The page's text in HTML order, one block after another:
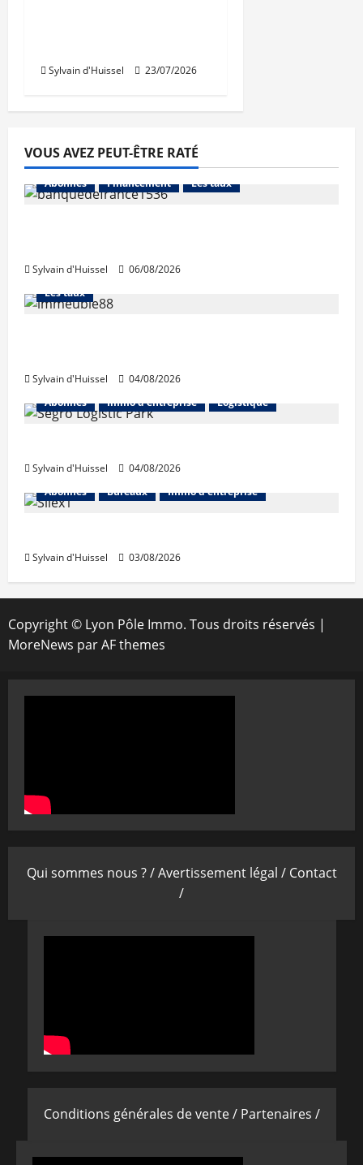
Sylvain d'Huissel 23/07/2026
VOUS AVEZ PEUT-ÊTRE RATÉ
Abonnés Financement Les taux
Sylvain d'Huissel 06/08/2026
Abonnés Financement
Les taux
Sylvain d'Huissel
04/08/2026
Abonnés
Immo d'entreprise Logistique
Sylvain d'Huissel
04/08/2026
Abonnés
Bureaux Immo d'entreprise
Sylvain d'Huissel 03/08/2026
Copyright © Lyon Pôle Immo. Tous droits réservés |
MoreNews par AF themes
Qui sommes nous ? /Avertissement légal / Contact
/
Conditions générales de vente / Partenaires /